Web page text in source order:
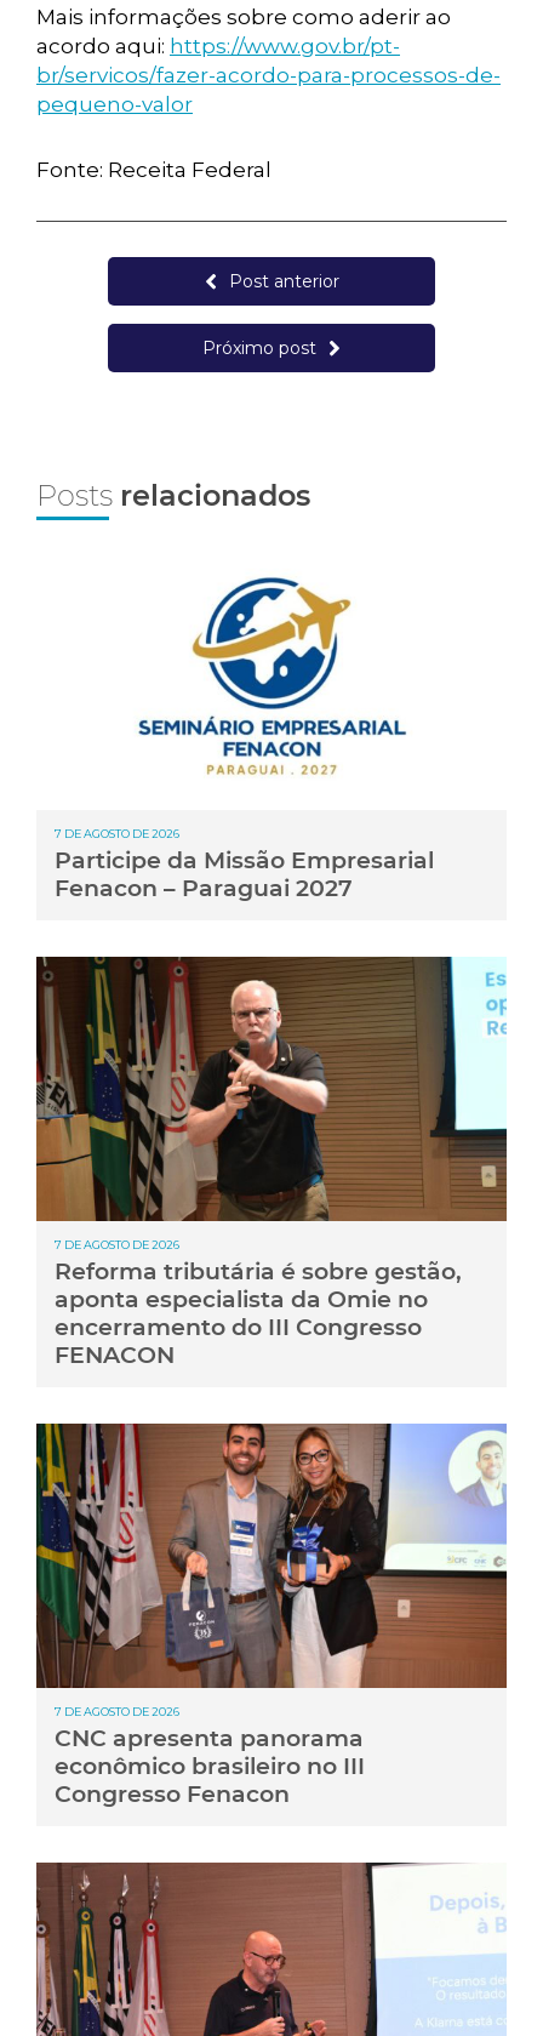
Mais informações sobre como aderir ao
acordo aqui: https://www.gov.br/pt-
br/servicos/fazer-acordo-para-processos-de-
pequeno-valor
Fonte: Receita Federal
Post anterior
Próximo post
Posts relacionados
7 DE AGOSTO DE 2026
Participe da Missão Empresarial
Fenacon – Paraguai 2027
7 DE AGOSTO DE 2026
Reforma tributária é sobre gestão,
aponta especialista da Omie no
encerramento do III Congresso
FENACON
7 DE AGOSTO DE 2026
CNC apresenta panorama
econômico brasileiro no III
Congresso Fenacon